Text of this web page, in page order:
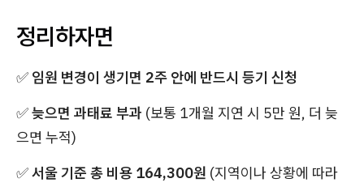
정리하자면
✅ 임원 변경이 생기면 2주 안에 반드시 등기 신청
✅늦으면 과태료 부과 (보통 1개월 지연 시 5만 원, 더 늦
으면 누적)
✅서울 기준 총 비용 164,300원 (지역이나 상황에 따라